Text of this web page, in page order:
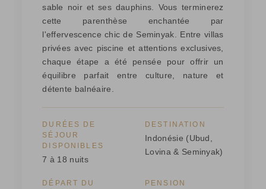
sable noir et ses dauphins. Vous terminerez
cette parenthèse enchantée par
l'effervescence chic de Seminyak. Entre villas
privées avec piscine et attentions exclusives,
chaque étape a été pensée pour offrir un
équilibre parfait entre culture, nature et
détente balnéaire.
DURÉES DE
SÉJOUR
DISPONIBLES
7 à 18 nuits
DESTINATION
Indonésie (Ubud,
Lovina & Seminyak)
DÉPART DU
PENSION